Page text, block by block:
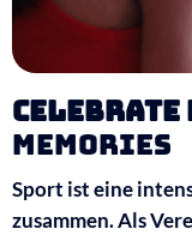
Celebrate
Memories
Sport ist eine
zusammen. Als